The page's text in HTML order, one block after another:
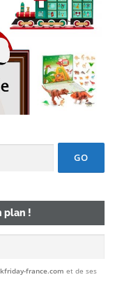
plan !
france.com et de ses